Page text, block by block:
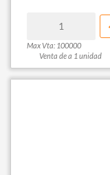
Max Vta: 100000
Venta de a 1 unidad